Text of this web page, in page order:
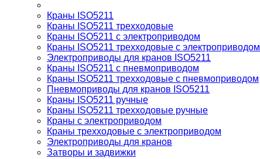
Краны ISO5211
Краны ISO5211 трехходовые
Краны ISO5211 с электроприводом
Краны ISO5211 трехходовые с электроприводом
Электроприводы для кранов ISO5211
Краны ISO5211 с пневмоприводом
Краны ISO5211 трехходовые с пневмоприводом
Пневмоприводы для кранов ISO5211
Краны ISO5211 ручные
Краны ISO5211 трехходовые ручные
Краны с электроприводом
Краны трехходовые с электроприводом
Электроприводы для кранов
Затворы и задвижки